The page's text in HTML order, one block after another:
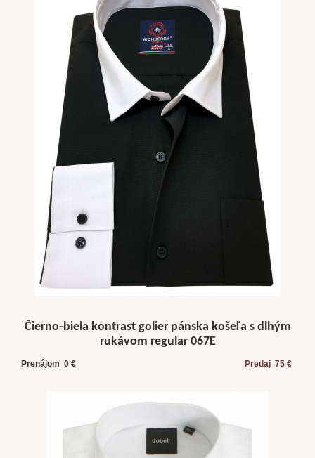
Čierno-biela kontrast golier pánska košeľa s dlhým
rukávom regular 067E
Prenájom 0 € Predaj 75 €